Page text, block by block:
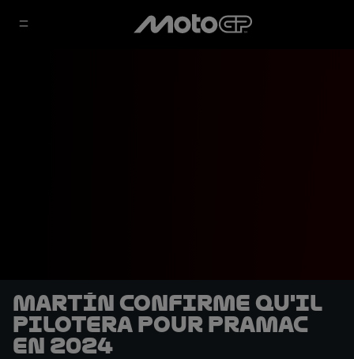
Martín confirme qu'il
pilotera pour Pramac
en 2024